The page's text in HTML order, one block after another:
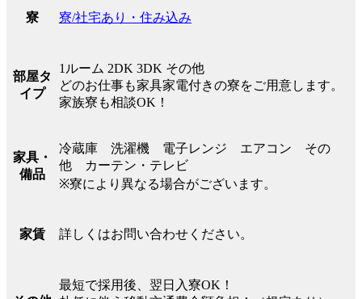
寮 寮/社宅あり・住み込み
部屋タ
イプ
1ルーム 2DK 3DK その他
どのお仕事も家具家電付きの寮をご用意します。
家族寮も相談OK！
家具・
備品
冷蔵庫 洗濯機 電子レンジ エアコン その
他 カーテン・テレビ
※寮により異なる場合がございます。
家賃 詳しくはお問い合わせください。
最短で採用後、翌日入寮OK！